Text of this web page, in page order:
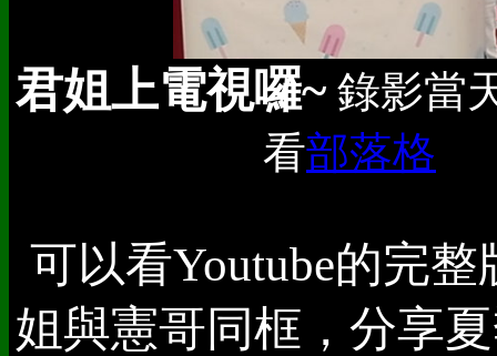
君姐上電視囉~ 錄影當
看部落格
可以看Youtube的完整
姐與憲哥同框，分享